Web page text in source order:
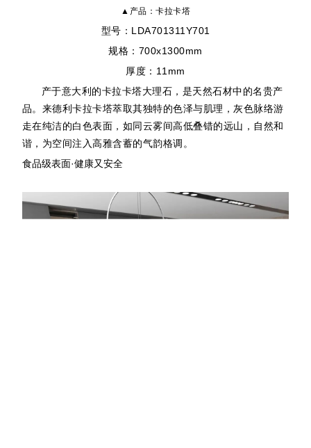
▲产品：卡拉卡塔
型号：LDA701311Y701
规格：700x1300mm
厚度：11mm
产于意大利的卡拉卡塔大理石，是天然石材中的名贵产
品。来德利卡拉卡塔萃取其独特的色泽与肌理，灰色脉络游
走在纯洁的白色表面，如同云雾间高低叠错的远山，自然和
谐，为空间注入高雅含蓄的气韵格调。
食品级表面·健康又安全